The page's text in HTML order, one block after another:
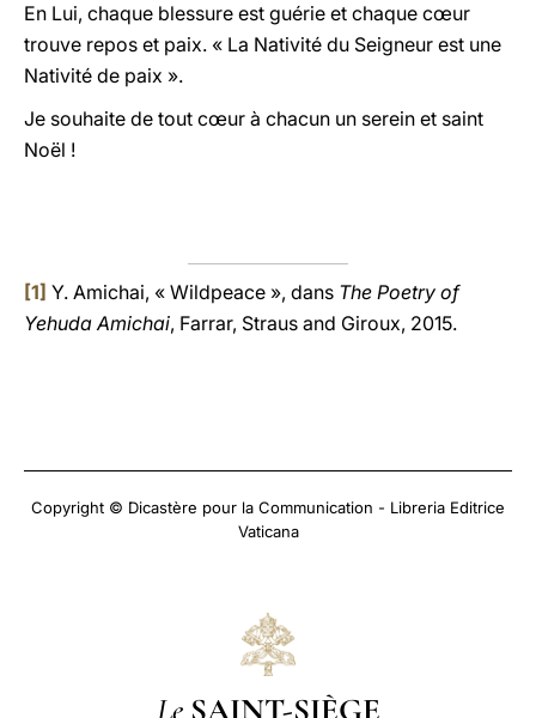
En Lui, chaque blessure est guérie et chaque cœur
trouve repos et paix. « La Nativité du Seigneur est une
Nativité de paix ».
Je souhaite de tout cœur à chacun un serein et saint
Noël !
[1] Y. Amichai, « Wildpeace », dans The Poetry of
Yehuda Amichai, Farrar, Straus and Giroux, 2015.
Copyright © Dicastère pour la Communication - Libreria Editrice
Vaticana
Le